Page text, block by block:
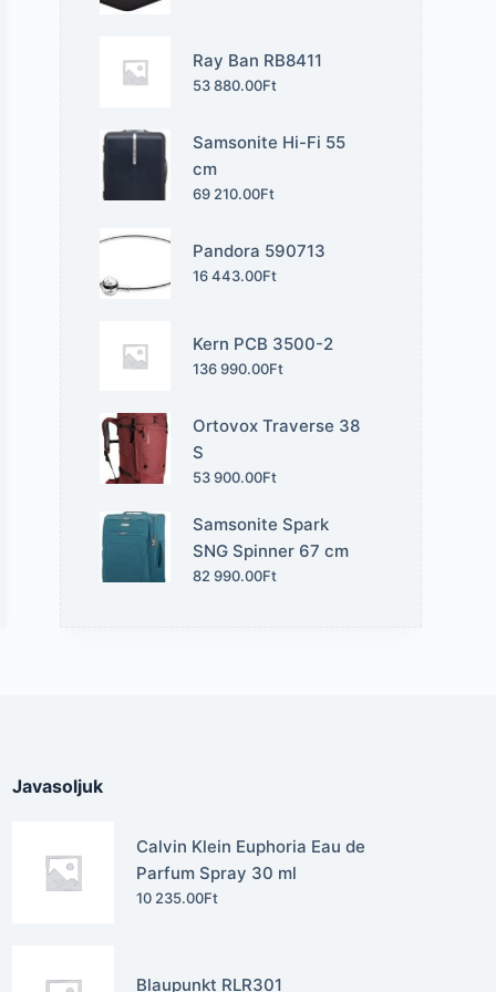
Ray Ban RB8411
53 880.00Ft
Samsonite Hi-Fi 55
cm
69 210.00Ft
Pandora 590713
16 443.00Ft
Kern PCB 3500-2
136 990.00Ft
Ortovox Traverse 38
S
53 900.00Ft
Samsonite Spark
SNG Spinner 67 cm
82 990.00Ft
Javasoljuk
Calvin Klein Euphoria Eau de
Parfum Spray 30 ml
10 235.00Ft
Blaupunkt RLR301